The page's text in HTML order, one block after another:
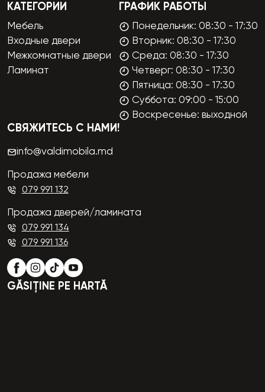
КАТЕГОРИИ
Мебель
Входные двери
Межкомнатные двери
Ламинат
ГРАФИК РАБОТЫ
Понедельник: 08:30 - 17:30
Вторник: 08:30 - 17:30
Среда: 08:30 - 17:30
Четверг: 08:30 - 17:30
Пятница: 08:30 - 17:30
Суббота: 09:00 - 15:00
Воскресенье: выходной
СВЯЖИТЕСЬ С НАМИ!
info@valdimobila.md
Продажа мебели
079 991 132
Продажа дверей/ламината
079 991 134
079 991 136
GĂSIȚINE PE HARTĂ